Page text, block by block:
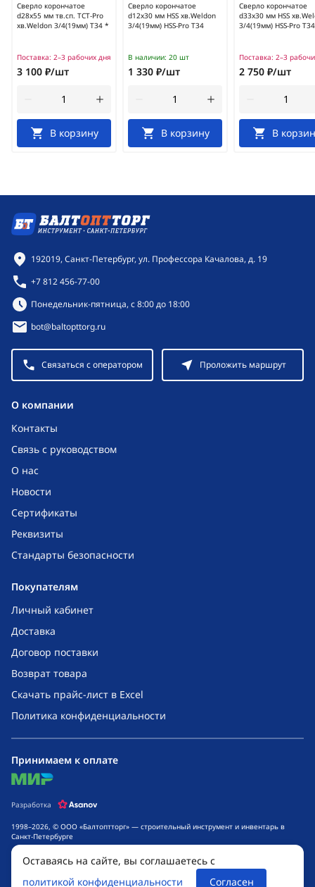
Сверло корончатое
d28х55 мм тв.сп. TCT-Pro
хв.Weldon 3/4(19мм) Т34 *
Поставка: 2–3 рабочих дня
3 100 ₽/шт
В корзину
Сверло корончатое
d12х30 мм HSS хв.Weldon
3/4(19мм) HSS-Pro T34
В наличии: 20 шт
1 330 ₽/шт
В корзину
Сверло корончатое
d33х30 мм HSS
3/4(19мм) HSS-Pro
Поставка: 2–3
2 750 ₽/шт
В
O компании
Контакты
Связь с руководством
О нас
Новости
Сертификаты
Реквизиты
Стандарты безопасности
Покупателям
Личный кабинет
Доставка
Договор поставки
Возврат товара
Скачать прайс-лист в Excel
Политика конфиденциальности
Контактная информация
192019, Санкт-Петербург, ул. Профессора Качалова, д. 19
+7 812 456-77-00
Режим работы:
Понедельник-пятница, с 8:00 до 18:00
bot@baltopttorg.ru
Связаться с оператором Проложить маршрут
1998–2026, © ООО «Балтоптторг» — строительный инструмент и инвентарь в
Санкт-Петербурге
Обращаем ваше внимание на то, что данный интернет-сайт носит исключительно
информационный характер и ни при каких условиях не является публичной
офертой, определяемой положениями ч. 2 ст. 437 Гражданского кодекса
Российской Федерации. Для получения подробной информации о стоимости
Принимаем к оплате
mir
Разработка
Оставаясь на сайте, вы соглашаетесь с
политикой конфиденциальности
Согласен